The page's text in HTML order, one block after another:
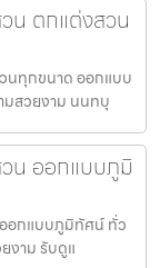
น ตกแต่งสวน
นทุกขนาด ออกแบบ
มสวยงาม นนทบุ
น ออกแบบภูมิ
อกแบบภูมิทัศน์ ทั่ว
งาม รับดูแ